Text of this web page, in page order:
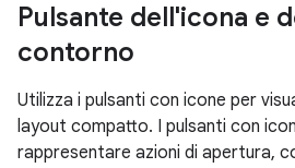
Pulsante dell'icona e
contorno
Utilizza i pulsanti con icone per
layout compatto. I pulsanti con
rappresentare azioni di apertura,